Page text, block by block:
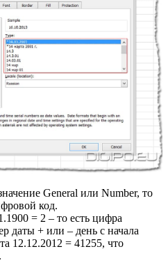
General или Number, то
код.
= 2 – то есть цифра
даты + или – день с начала
12.12.2012 = 41255, что